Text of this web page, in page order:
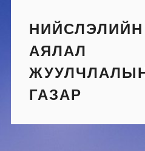
contentНИЙСЛЭЛИЙН
АЯЛАЛ
ГАЗАР